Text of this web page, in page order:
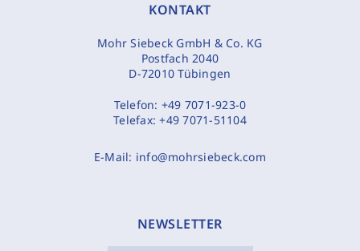
KONTAKT
Mohr Siebeck GmbH & Co. KG
Postfach 2040
D-72010 Tübingen
Telefon: +49 7071-923-0
Telefax:+49 7071-51104
E-Mail: info@mohrsiebeck.com
NEWSLETTER